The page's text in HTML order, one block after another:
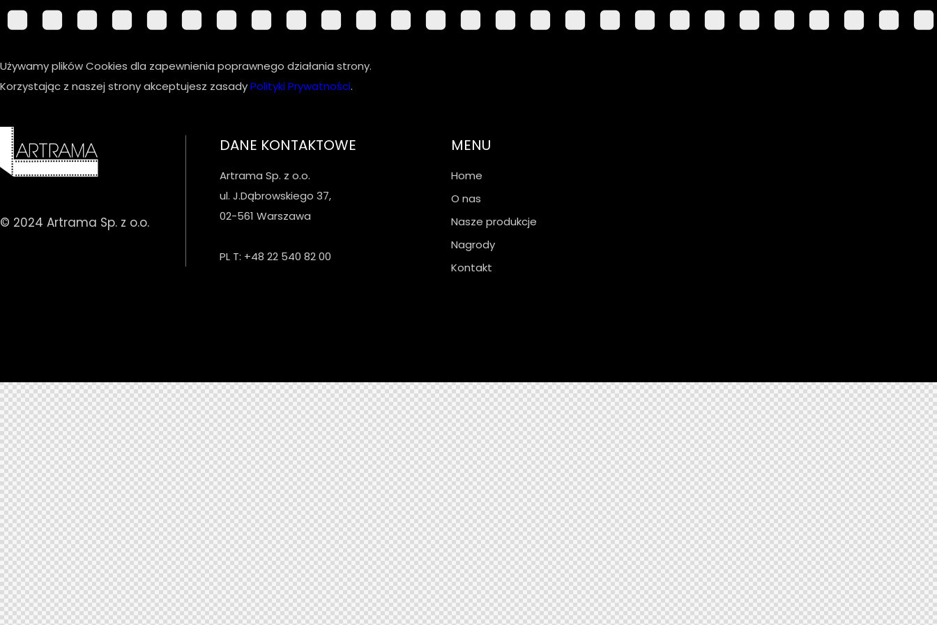
Używamy plików Cookies dla zapewnienia poprawnego działania strony.
Korzystając z naszej strony akceptujesz zasadyPolityki Prywatności.
© 2024 Artrama Sp. z o.o.
DANE KONTAKTOWE
Artrama Sp. z o.o.
ul. J.Dąbrowskiego 37,
02-561 Warszawa
PL T: +48 22 540 82 00
MENU
Home
O nas
Nasze produkcje
Nagrody
Kontakt